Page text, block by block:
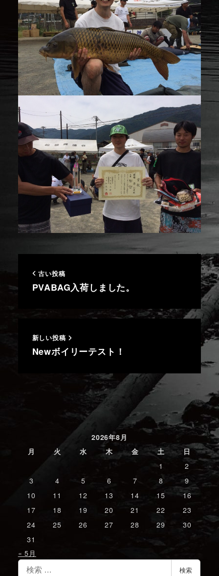
古い投稿
PVABAG入荷しました。
新しい投稿
Newボイリーテスト！
2026年8月
月
火 水 木 金 土
日
1
2
3
4 5 6 7 8
9
10
11 12 13 14 15
16
17
18 19 20 21 22
23
24
25 26 27 28 29
30
31
« 5月
検
検索